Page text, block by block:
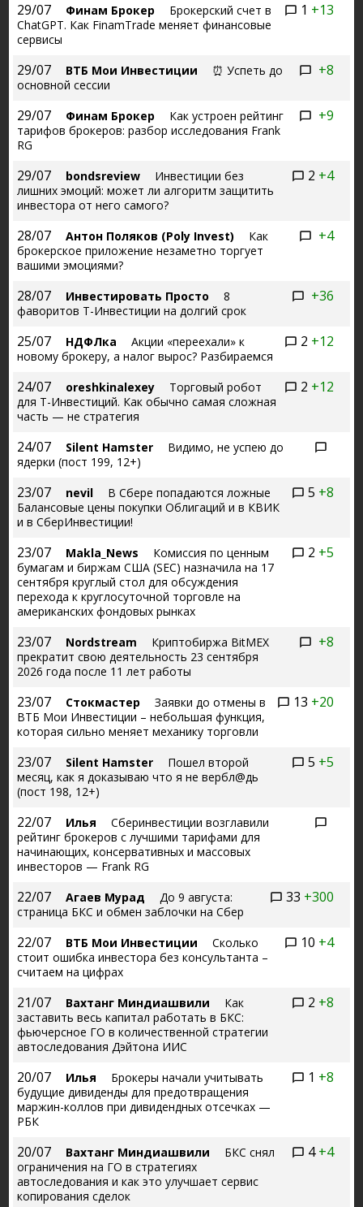
1 +13
29/07 Финам Брокер
Брокерский счет в
ChatGPT. Как FinamTrade меняет финансовые
сервисы
+8
29/07 ВТБ Мои Инвестиции
⏰ Успеть до
основной сессии
+9
29/07 Финам Брокер
Как устроен рейтинг
тарифов брокеров: разбор исследования Frank
RG
2 +4
29/07 bondsreview
Инвестиции без
лишних эмоций: может ли алгоритм защитить
инвестора от него самого?
+4
28/07 Антон Поляков (Poly Invest)
Как
брокерское приложение незаметно торгует
вашими эмоциями?
+36
28/07 Инвестировать Просто
8
фаворитов Т-Инвестиции на долгий срок
2 +12
25/07 НДФЛка
Акции «переехали» к
новому брокеру, а налог вырос? Разбираемся
2 +12
24/07 oreshkinalexey
Торговый робот
для Т-Инвестиций. Как обычно самая сложная
часть — не стратегия
24/07 Silent Hamster
Видимо, не успею до
ядерки (пост 199, 12+)
5 +8
23/07 nevil
В Сбере попадаются ложные
Балансовые цены покупки Облигаций и в КВИК
и в СберИнвестиции!
2 +5
23/07 Makla_News
Комиссия по ценным
бумагам и биржам США (SEC) назначила на 17
сентября круглый стол для обсуждения
перехода к круглосуточной торговле на
американских фондовых рынках
+8
23/07 Nordstream
Криптобиржа BitMEX
прекратит свою деятельность 23 сентября
2026 года после 11 лет работы
13 +20
23/07 Стокмастер
Заявки до отмены в
ВТБ Мои Инвестиции – небольшая функция,
которая сильно меняет механику торговли
5 +5
23/07 Silent Hamster
Пошел второй
месяц, как я доказываю что я не вербл@дь
(пост 198, 12+)
22/07 Илья
Сберинвестиции возглавили
рейтинг брокеров с лучшими тарифами для
начинающих, консервативных и массовых
инвесторов — Frank RG
33 +300
22/07 Агаев Мурад
До 9 августа:
страница БКС и обмен заблочки на Сбер
10 +4
22/07 ВТБ Мои Инвестиции
Сколько
стоит ошибка инвестора без консультанта –
считаем на цифрах
2 +8
21/07 Вахтанг Миндиашвили
Как
заставить весь капитал работать в БКС:
фьючерсное ГО в количественной стратегии
автоследования Дэйтона ИИС
1 +8
20/07 Илья
Брокеры начали учитывать
будущие дивиденды для предотвращения
маржин-коллов при дивидендных отсечках —
РБК
4+4
20/07 Вахтанг Миндиашвили
БКС снял
ограничения на ГО в стратегиях
автоследования и как это улучшает сервис
копирования сделок